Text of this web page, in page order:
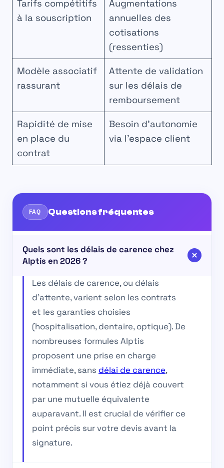
Tarifs compétitifs
à la souscription
Augmentations
annuelles des
cotisations
(ressenties)
Modèle associatif
rassurant
Attente de validation
sur les délais de
remboursement
Rapidité de mise
en place du
contrat
Besoin d’autonomie
via l’espace client
FAQ Questions fréquentes
Quels sont les délais de carence chez
Alptis en 2026 ?
Les délais de carence, ou délais
d’attente, varient selon les contrats
et les garanties choisies
(hospitalisation, dentaire, optique). De
nombreuses formules Alptis
proposent une prise en charge
immédiate, sans délai de carence,
notamment si vous étiez déjà couvert
par une mutuelle équivalente
auparavant. Il est crucial de vérifier ce
point précis sur votre devis avant la
signature.